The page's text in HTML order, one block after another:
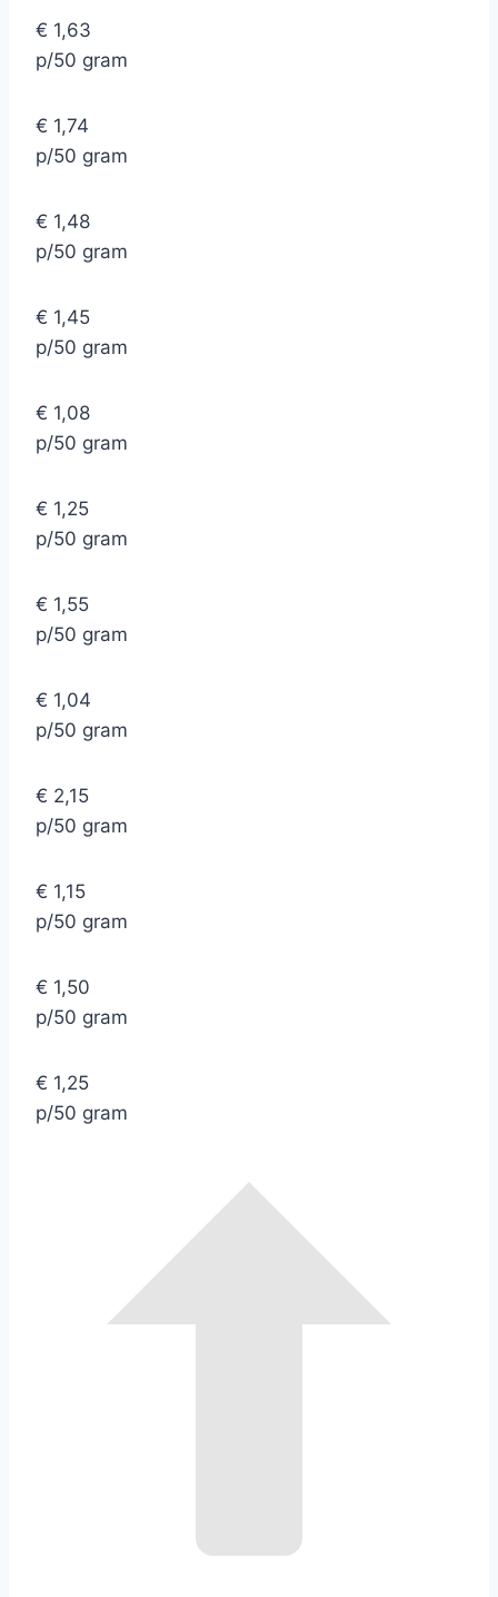
€ 1,63
p/50 gram
€ 1,74
p/50 gram
€ 1,48
p/50 gram
€ 1,45
p/50 gram
€ 1,08
p/50 gram
€ 1,25
p/50 gram
€ 1,55
p/50 gram
€ 1,04
p/50 gram
€ 2,15
p/50 gram
€ 1,15
p/50 gram
€ 1,50
p/50 gram
€ 1,25
p/50 gram